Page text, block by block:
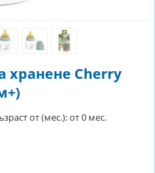
хранене Cherry
от (мес.): от 0 мес.